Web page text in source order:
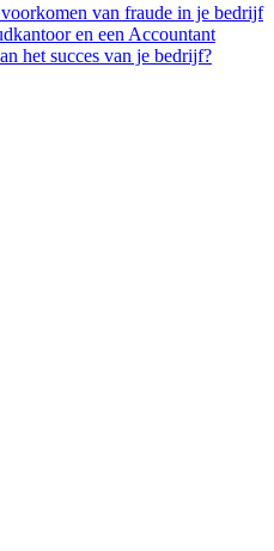
van fraude in je bedrijf
en een Accountant
het succes van je bedrijf?